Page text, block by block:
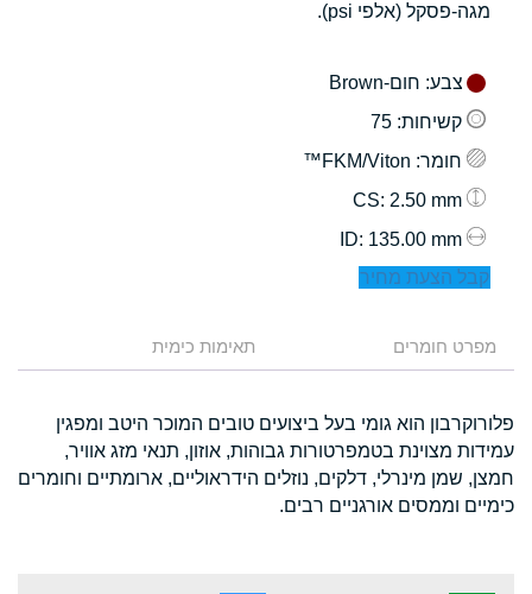
מגה-פסקל (אלפי psi).
צבע: חום-Brown
קשיחות: 75
חומר: FKM/Viton™
: 2.50 mm
: 135.00 mm
קבל הצעת מחיר
מפרט חומרים תאימות כימית
פלורוקרבון הוא גומי בעל ביצועים טובים המוכר היטב ומפגין
עמידות מצוינת בטמפרטורות גבוהות, אוזון, תנאי מזג אוויר,
חמצן, שמן מינרלי, דלקים, נוזלים הידראוליים, ארומתיים וחומרים
כימיים וממסים אורגניים רבים.